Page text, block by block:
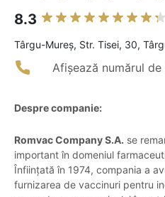
8.3
Târgu-Mureş, Str. Tisei, 30,
Afișează numărul
Despre companie:
Romvac Company S.A. se
important în domeniul
Înființată în 1974, compania a
furnizarea de vaccinuri pentru